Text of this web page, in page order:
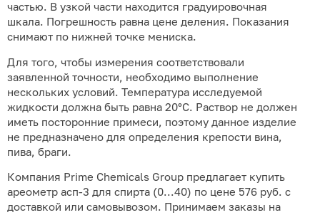
частью. В узкой части находится градуировочная
шкала. Погрешность равна цене деления. Показания
снимают по нижней точке мениска.
Для того, чтобы измерения соответствовали
заявленной точности, необходимо выполнение
нескольких условий. Температура исследуемой
жидкости должна быть равна 20°С. Раствор не должен
иметь посторонние примеси, поэтому данное изделие
не предназначено для определения крепости вина,
пива, браги.
Компания Prime Chemicals Group предлагает купить
ареометр асп-3 для спирта (0...40) по цене 576 руб. с
доставкой или самовывозом. Принимаем заказы на